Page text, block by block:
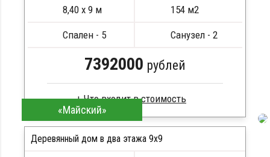
8,40 х 9 м 154 м2
Спален - 5 Санузел - 2
7392000 рублей
Брус естественной влажности
Стропила, балки 50х200 мм
«Майский»
Деревянный дом в два этажа 9x9